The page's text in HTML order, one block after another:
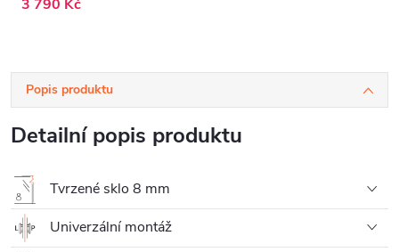
3 790 Kč
Popis produktu
Detailní popis produktu
Tvrzené sklo 8 mm
Univerzální montáž